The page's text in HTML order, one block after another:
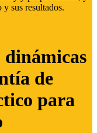
sus resultados.
de
para